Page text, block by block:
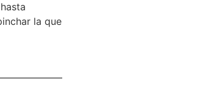
la que